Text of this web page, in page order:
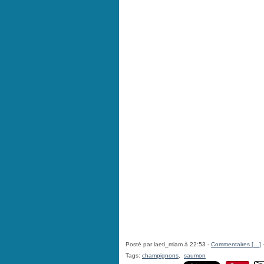
Posté par laeti_miam à 22:53 - Commentaires [ ]
Tags: champignons saumon